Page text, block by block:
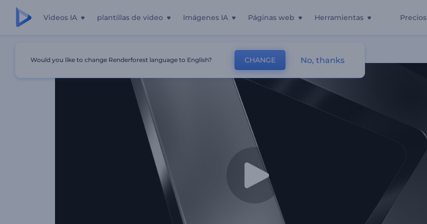
Videos IA plantillas de video Imágenes IA Páginas web Herramientas Precios
Would you like to change Renderforest language to English? CHANGE No, thanks